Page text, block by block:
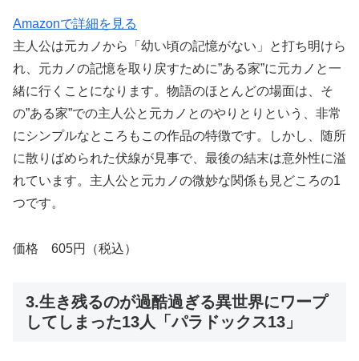
Amazonで詳細を見る
主人公は元カノから「幼い頃の記憶がない」と打ち明けら
れ、元カノの記憶を取り戻すために”ある家”に元カノと一
緒に行くことになります。物語のほとんどの場面は、そ
の”ある家”での主人公と元カノとのやりとりという、非常
にシンプルなところもこの作品の特徴です。しかし、随所
に散りばめられた伏線が見事で、最後の結末は意外性に溢
れています。主人公と元カノの微妙な関係も見どころの1
つです。
価格 605円（税込）
3.生き残るのが過酷過ぎる異世界にワープ
してしまった13人「パラドックス13」